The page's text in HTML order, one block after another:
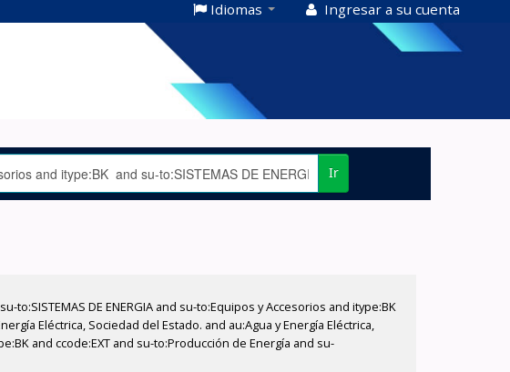
Idiomas Ingresar a su cuenta
Ir
DE ENERGIA and su-to:Equipos y Accesorios and itype:BK
Eléctrica, Sociedad del Estado. and au:Agua y Energía Eléctrica,
and ccode:EXT and su-to:Producción de Energía and su-